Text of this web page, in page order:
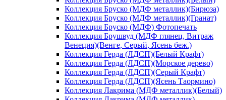
Коллекция Бруско (МДФ металлик)(Бирюза)
Коллекция Бруско (МДФ металлик)(Гранат)
Коллекция Бруско (МДФ) Фотопечать
Коллекция Брушвуд (МДФ глянец, Витраж
Венеция)(Венге, Серый, Ясень беж.)
Коллекция Герда (ЛДСП)(Белый Крафт)
Коллекция Герда (ЛДСП)(Морское дерево)
Коллекция Герда (ЛДСП)(Серый Крафт)
Коллекция Герда (ЛДСП)(Ясень Таормино)
Коллекция Лакрима (МДФ металлик)(Белый)